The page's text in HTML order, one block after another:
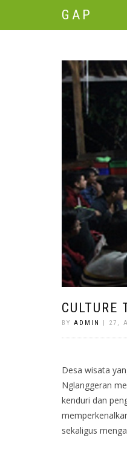
GAP
CULTURE
BY ADMIN | 27,
Desa wisata
Nglanggeran
kenduri dan
sekaligus